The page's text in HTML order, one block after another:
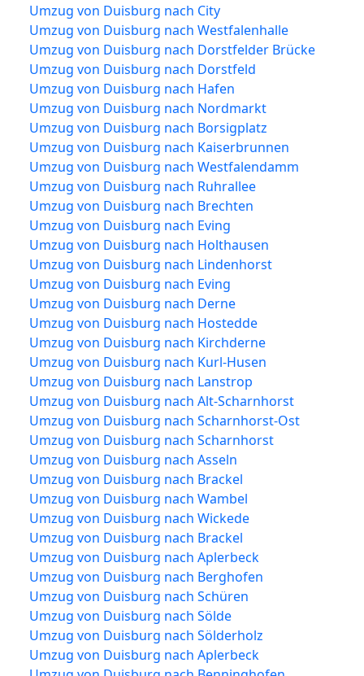
Umzug von Duisburg nach City
Umzug von Duisburg nach Westfalenhalle
Umzug von Duisburg nach Dorstfelder Brücke
Umzug von Duisburg nach Dorstfeld
Umzug von Duisburg nach Hafen
Umzug von Duisburg nach Nordmarkt
Umzug von Duisburg nach Borsigplatz
Umzug von Duisburg nach Kaiserbrunnen
Umzug von Duisburg nach Westfalendamm
Umzug von Duisburg nach Ruhrallee
Umzug von Duisburg nach Brechten
Umzug von Duisburg nach Eving
Umzug von Duisburg nach Holthausen
Umzug von Duisburg nach Lindenhorst
Umzug von Duisburg nach Eving
Umzug von Duisburg nach Derne
Umzug von Duisburg nach Hostedde
Umzug von Duisburg nach Kirchderne
Umzug von Duisburg nach Kurl-Husen
Umzug von Duisburg nach Lanstrop
Umzug von Duisburg nach Alt-Scharnhorst
Umzug von Duisburg nach Scharnhorst-Ost
Umzug von Duisburg nach Scharnhorst
Umzug von Duisburg nach Asseln
Umzug von Duisburg nach Brackel
Umzug von Duisburg nach Wambel
Umzug von Duisburg nach Wickede
Umzug von Duisburg nach Brackel
Umzug von Duisburg nach Aplerbeck
Umzug von Duisburg nach Berghofen
Umzug von Duisburg nach Schüren
Umzug von Duisburg nach Sölde
Umzug von Duisburg nach Sölderholz
Umzug von Duisburg nach Aplerbeck